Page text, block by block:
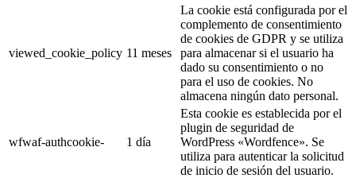
viewed_cookie_policy 11 meses
La cookie está configurada por el
complemento de consentimiento
de cookies de GDPR y se utiliza
para almacenar si el usuario ha
dado su consentimiento o no
para el uso de cookies. No
almacena ningún dato personal.
wfwaf-authcookie- 1 día
Esta cookie es establecida por el
plugin de seguridad de
WordPress «Wordfence». Se
utiliza para autenticar la solicitud
de inicio de sesión del usuario.